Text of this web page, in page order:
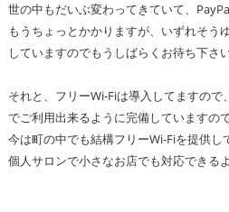
世の中もだいぶ変わってきていて、
もうちょっとかかりますが、いずれそう
していますのでもうしばらくお待ち下さい
それと、フリーWi-Fiは導入してますの
でご利用出来るように完備していますの
今は町の中でも結構フリーWi-Fiを提供し
個人サロンで小さなお店でも対応できる